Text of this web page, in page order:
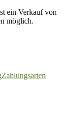
ein Verkauf von
möglich.
Zahlungsarten